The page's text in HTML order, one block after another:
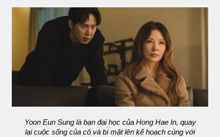
Yoon Eun Sung là bạn đại học của Hong Hae In, quay
lại cuộc sống của cô và bí mật lên kế hoạch cùng với